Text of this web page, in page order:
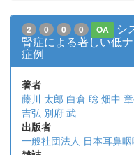
2 0 0 0 OA
シ
腎症による著しい低
症例
著者
藤川 太郎 白倉 聡 畑中
吉弘 別府 武
出版者
一般社団法人 日本耳鼻